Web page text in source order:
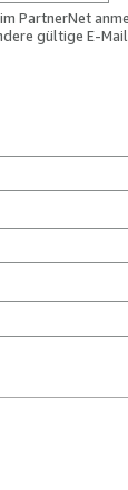
PartnerNet
gültige E-